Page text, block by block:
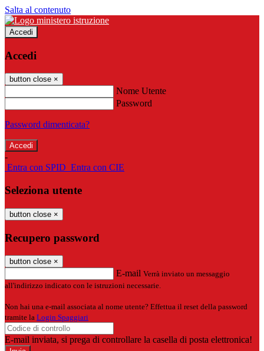
Salta al contenuto
Accedi
Accedi
button close ×
Nome Utente
Password
Password dimenticata?
-
Entra con SPID Entra con CIE
Seleziona utente
button close ×
Recupero password
button close ×
E-mail Verrà inviato un messaggio
all'indirizzo indicato con le istruzioni necessarie.
Non hai una e-mail associata al nome utente? Effettua il reset della password
tramite la Login Spaggiari
E-mail inviata, si prega di controllare la casella di posta elettronica!